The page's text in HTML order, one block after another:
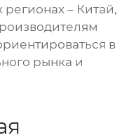
– Китай,
в
рынка и